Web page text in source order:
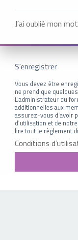
J’ai oublié mon
S’enregistrer
Vous devez être
ne prend que
L’administrateur du
additionnelles aux
assurez-vous d’avoir
d’utilisation et de
lire tout le règlement
Conditions